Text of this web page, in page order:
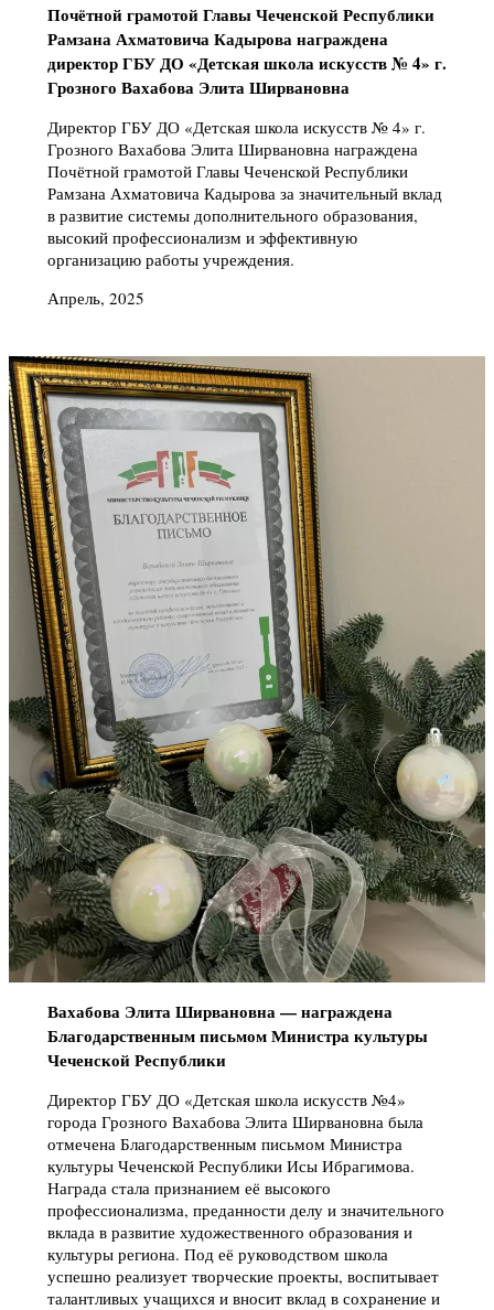
Почётной грамотой Главы Чеченской Республики
Рамзана Ахматовича Кадырова награждена
директор ГБУ ДО «Детская школа искусств № 4» г.
Грозного Вахабова Элита Ширвановна
Директор ГБУ ДО «Детская школа искусств № 4» г.
Грозного Вахабова Элита Ширвановна награждена
Почётной грамотой Главы Чеченской Республики
Рамзана Ахматовича Кадырова за значительный вклад
в развитие системы дополнительного образования,
высокий профессионализм и эффективную
организацию работы учреждения.
Апрель, 2025
Вахабова Элита Ширвановна — награждена
Благодарственным письмом Министра культуры
Чеченской Республики
Директор ГБУ ДО «Детская школа искусств №4»
города Грозного Вахабова Элита Ширвановна была
отмечена Благодарственным письмом Министра
культуры Чеченской Республики Исы Ибрагимова.
Награда стала признанием её высокого
профессионализма, преданности делу и значительного
вклада в развитие художественного образования и
культуры региона. Под её руководством школа
успешно реализует творческие проекты, воспитывает
талантливых учащихся и вносит вклад в сохранение и